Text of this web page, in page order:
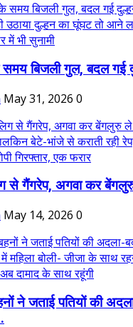
बिजली गुल, बदल गई
May 31, 2026 0
से गैंगरेप, अगवा कर
May 14, 2026 0
ने जताई पतियों की